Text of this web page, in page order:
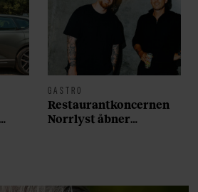
GASTRO
Restaurantkoncernen
Norrlyst åbner